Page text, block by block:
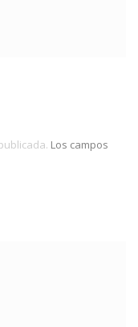
Los campos